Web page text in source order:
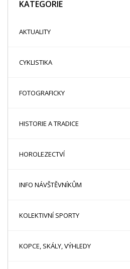
KATEGORIE
AKTUALITY
CYKLISTIKA
FOTOGRAFICKY
HISTORIE A TRADICE
HOROLEZECTVÍ
INFO NÁVŠTĚVNÍKŮM
KOLEKTIVNÍ SPORTY
KOPCE, SKÁLY, VÝHLEDY